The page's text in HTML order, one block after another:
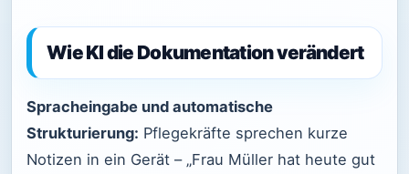
Wie KI die Dokumentation verändert
Spracheingabe und automatische
Strukturierung: Pflegekräfte sprechen kurze
Notizen in ein Gerät – „Frau Müller hat heute gut